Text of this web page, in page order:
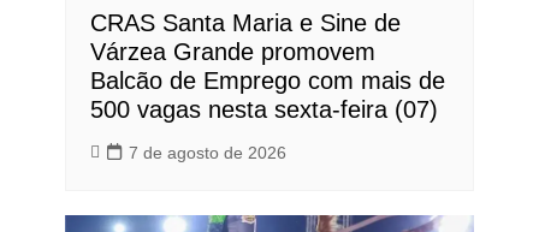
CRAS Santa Maria e Sine de
Várzea Grande promovem
Balcão de Emprego com mais de
500 vagas nesta sexta-feira (07)
7 de agosto de 2026